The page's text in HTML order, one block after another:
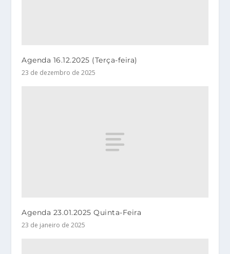
Agenda 16.12.2025 (Terça-feira)
23 de dezembro de 2025
Agenda 23.01.2025 Quinta-Feira
23 de janeiro de 2025